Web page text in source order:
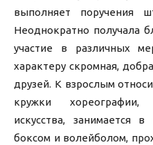
выполняет поручения
Неоднократно получала
участие в различных
характеру скромная,
друзей. К взрослым
кружки хореографии,
искусства, занимается
боксом и волейболом,